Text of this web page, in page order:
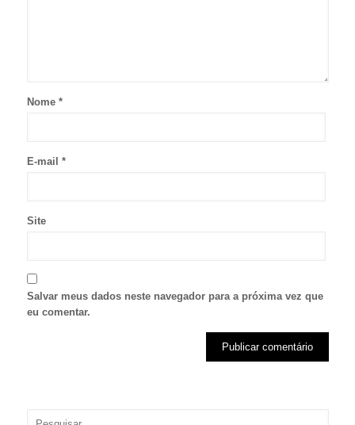
Nome *
E-mail *
Site
Salvar meus dados neste navegador para a próxima vez que
eu comentar.